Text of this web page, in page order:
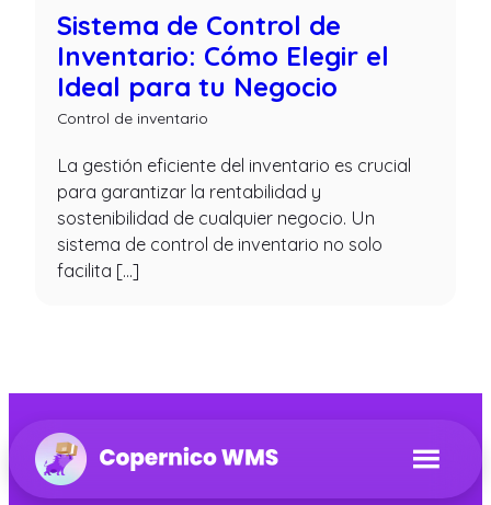
Sistema de Control de
Inventario: Cómo Elegir el
Ideal para tu Negocio
Control de inventario
La gestión eficiente del inventario es crucial
para garantizar la rentabilidad y
sostenibilidad de cualquier negocio. Un
sistema de control de inventario no solo
facilita […]